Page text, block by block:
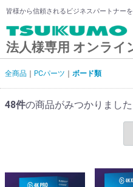
皆様から信頼されるビジネスパートナー
法人様専用 オンライ
全商品 PCパーツ ボード類
48件の商品がみつかりました